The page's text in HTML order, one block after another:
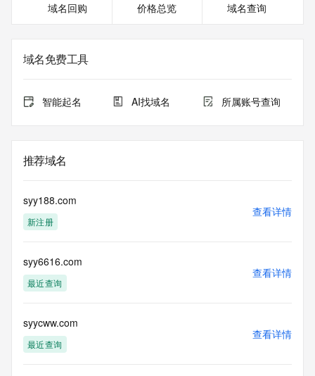
域名回购 价格总览 域名查询
域名免费工具
智能起名 AI找域名 所属账号查询
推荐域名
syy188.com
新注册
查看详情
syy6616.com
最近查询
查看详情
syycww.com
最近查询
查看详情